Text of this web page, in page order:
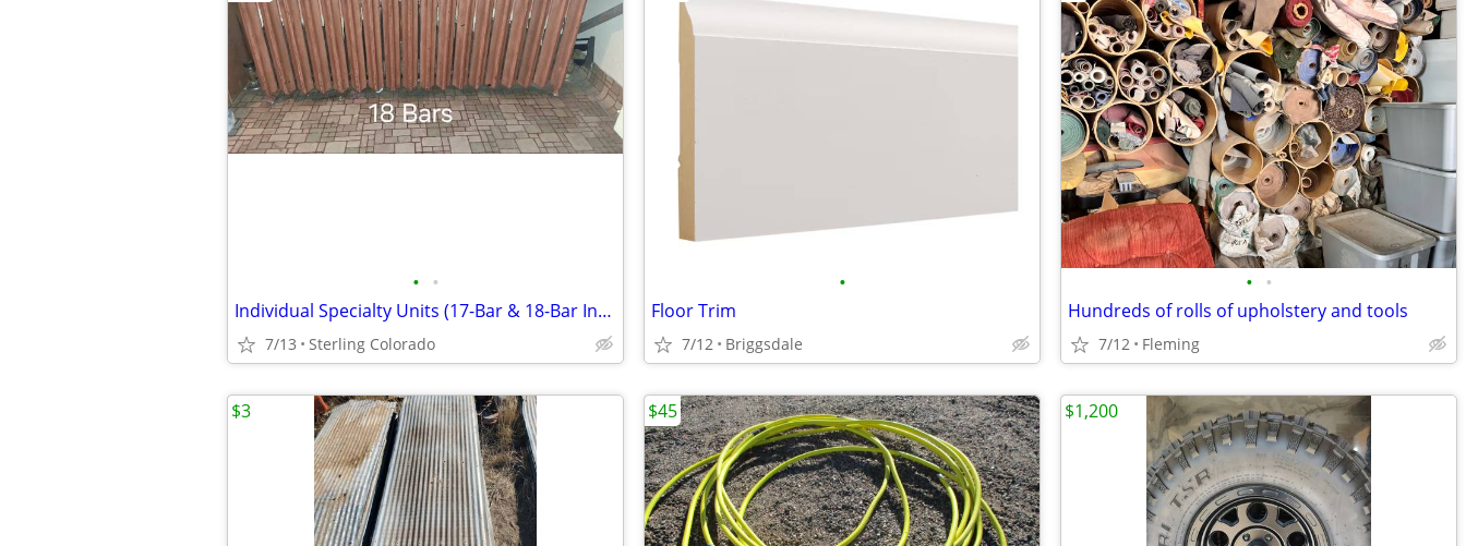
• •
Individual Specialty Units (17-Bar & 18-Bar Industrial)
7/13 Sterling Colorado
•
Floor Trim
7/12 Briggsdale
• •
Hundreds of rolls of upholstery and tools
7/12 Fleming
$3 $45 $1,200